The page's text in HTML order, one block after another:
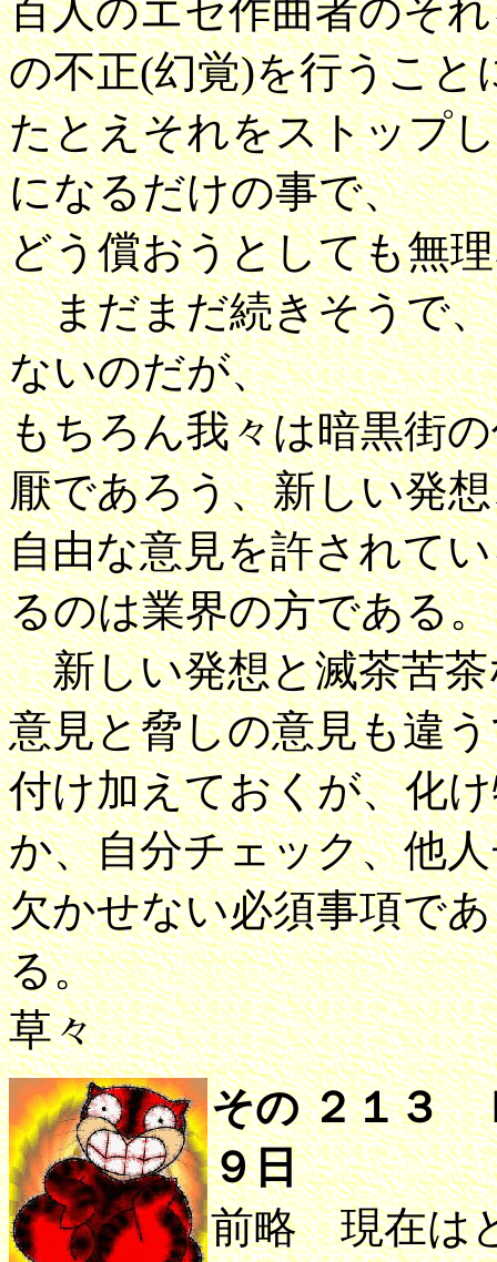
百人のエセ作曲者のそ
の不正(幻覚)を行うこと
たとえそれをストップ
になるだけの事で、
どう償おうとしても無
まだまだ続きそうで、
ないのだが、
もちろん我々は暗黒街
厭であろう、新しい発
自由な意見を許されて
るのは業界の方である。
新しい発想と滅茶苦茶
意見と脅しの意見も違
付け加えておくが、化
か、自分チェック、他
欠かせない必須事項であ
草々
その ２１３
９日
前略 現在は